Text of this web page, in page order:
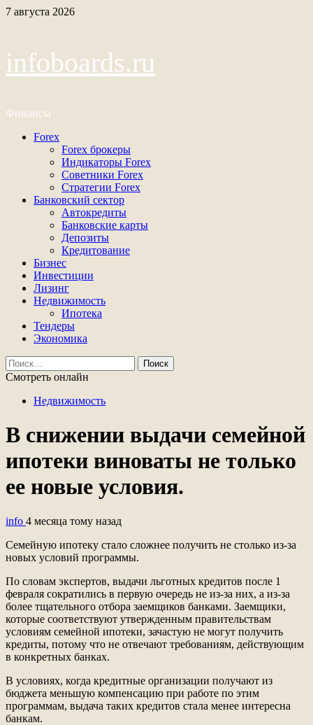
Перейти
7 августа 2026
infoboards.ru
Финансы
Основное
Forex
Forex брокеры
Индикаторы Forex
Советники Forex
Стратегии Forex
Банковский сектор
Автокредиты
Банковские карты
Депозиты
Кредитование
Бизнес
Инвестиции
Лизинг
Недвижимость
Ипотека
Тендеры
Экономика
Найти:
Смотреть онлайн
Недвижимость
В снижении выдачи семейной
ипотеки виноваты не только
ее новые условия.
info 4 месяца тому назад
Семейную ипотеку стало сложнее получить не столько из-за
новых условий программы.
По словам экспертов, выдачи льготных кредитов после 1
февраля сократились в первую очередь не из-за них, а из-за
более тщательного отбора заемщиков банками. Заемщики,
которые соответствуют утвержденным правительствам
условиям семейной ипотеки, зачастую не могут получить
кредиты, потому что не отвечают требованиям, действующим
в конкретных банках.
В условиях, когда кредитные организации получают из
бюджета меньшую компенсацию при работе по этим
программам, выдача таких кредитов стала менее интересна
банкам.